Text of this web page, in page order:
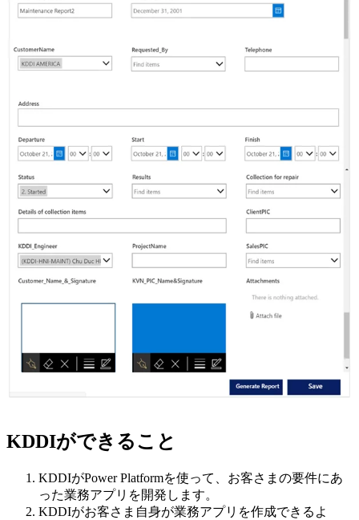
KDDIができること
KDDIがPower Platformを使って、お客さまの要件にあ
った業務アプリを開発します。
KDDIがお客さま自身が業務アプリを作成できるよ